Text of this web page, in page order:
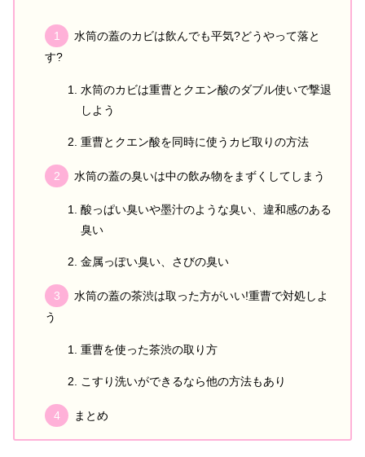
水筒の蓋のカビは飲んでも平気?どうやって落と
す?
水筒のカビは重曹とクエン酸のダブル使いで撃退
しよう
重曹とクエン酸を同時に使うカビ取りの方法
水筒の蓋の臭いは中の飲み物をまずくしてしまう
酸っぱい臭いや墨汁のような臭い、違和感のある
臭い
金属っぽい臭い、さびの臭い
水筒の蓋の茶渋は取った方がいい!重曹で対処しよ
う
重曹を使った茶渋の取り方
こすり洗いができるなら他の方法もあり
まとめ